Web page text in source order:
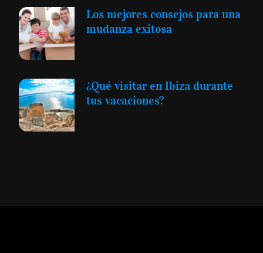
Los mejores consejos para una
mudanza exitosa
¿Qué visitar en Ibiza durante
tus vacaciones?